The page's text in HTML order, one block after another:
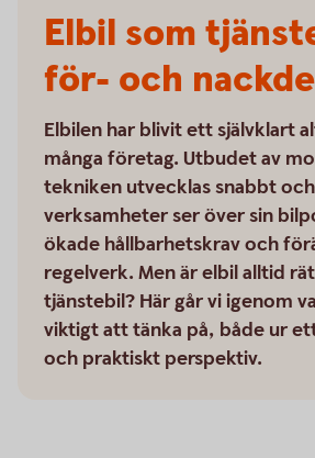
Elbil som
för- och
Elbilen har blivit ett självklart
många företag. Utbudet av
tekniken utvecklas snabbt
verksamheter ser över sin
ökade hållbarhetskrav och
regelverk. Men är elbil alltid
tjänstebil? Här går vi igenom
viktigt att tänka på, både ur
och praktiskt perspektiv.